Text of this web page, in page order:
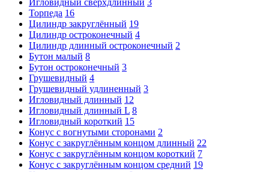
Игловидный сверхдлинный 3
Торпеда 16
Цилиндр закруглённый 19
Цилиндр остроконечный 4
Цилиндр длинный остроконечный 2
Бутон малый 8
Бутон остроконечный 3
Грушевидный 4
Грушевидный удлиненный 3
Игловидный длинный 12
Игловидный длинный L 8
Игловидный короткий 15
Конус с вогнутыми сторонами 2
Конус с закруглённым концом длинный 22
Конус с закруглённым концом короткий 7
Конус с закруглённым концом средний 19